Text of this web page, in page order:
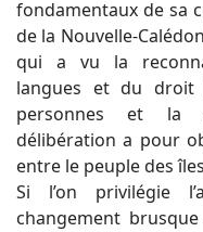
fondamentaux de sa
de la Nouvelle-
qui a vu la
langues et du
personnes et la
délibération a pour
entre le peuple des
Si l’on privilégie
changement